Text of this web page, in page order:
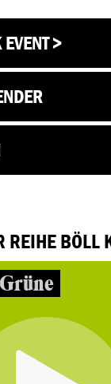
>
REIHE BÖLL